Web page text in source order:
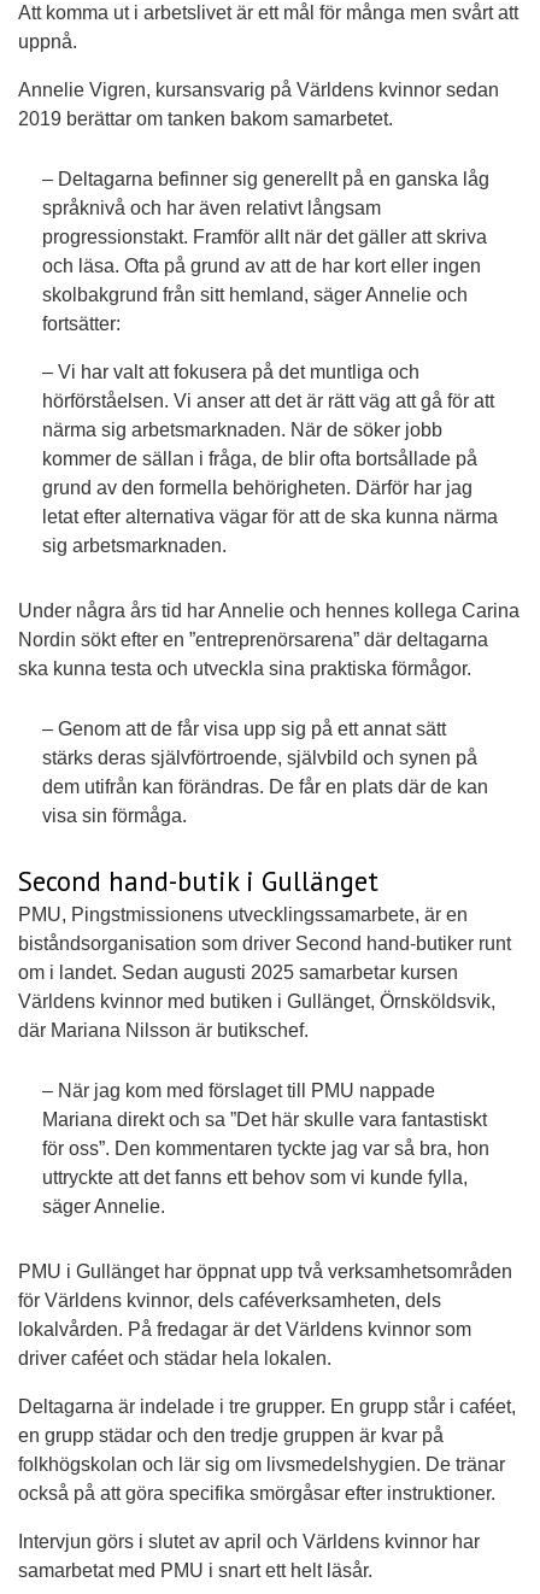
Att komma ut i arbetslivet är ett mål för många men svårt att
uppnå.
Annelie Vigren, kursansvarig på Världens kvinnor sedan
2019 berättar om tanken bakom samarbetet.
– Deltagarna befinner sig generellt på en ganska låg
språknivå och har även relativt långsam
progressionstakt. Framför allt när det gäller att skriva
och läsa. Ofta på grund av att de har kort eller ingen
skolbakgrund från sitt hemland, säger Annelie och
fortsätter:
– Vi har valt att fokusera på det muntliga och
hörförståelsen. Vi anser att det är rätt väg att gå för att
närma sig arbetsmarknaden. När de söker jobb
kommer de sällan i fråga, de blir ofta bortsållade på
grund av den formella behörigheten. Därför har jag
letat efter alternativa vägar för att de ska kunna närma
sig arbetsmarknaden.
Under några års tid har Annelie och hennes kollega Carina
Nordin sökt efter en ”entreprenörsarena” där deltagarna
ska kunna testa och utveckla sina praktiska förmågor.
– Genom att de får visa upp sig på ett annat sätt
stärks deras självförtroende, självbild och synen på
dem utifrån kan förändras. De får en plats där de kan
visa sin förmåga.
Second hand-butik i Gullänget
PMU, Pingstmissionens utvecklingssamarbete, är en
biståndsorganisation som driver Second hand-butiker runt
om i landet. Sedan augusti 2025 samarbetar kursen
Världens kvinnor med butiken i Gullänget, Örnsköldsvik,
där Mariana Nilsson är butikschef.
– När jag kom med förslaget till PMU nappade
Mariana direkt och sa ”Det här skulle vara fantastiskt
för oss”. Den kommentaren tyckte jag var så bra, hon
uttryckte att det fanns ett behov som vi kunde fylla,
säger Annelie.
PMU i Gullänget har öppnat upp två verksamhetsområden
för Världens kvinnor, dels caféverksamheten, dels
lokalvården. På fredagar är det Världens kvinnor som
driver caféet och städar hela lokalen.
Deltagarna är indelade i tre grupper. En grupp står i caféet,
en grupp städar och den tredje gruppen är kvar på
folkhögskolan och lär sig om livsmedelshygien. De tränar
också på att göra specifika smörgåsar efter instruktioner.
Intervjun görs i slutet av april och Världens kvinnor har
samarbetat med PMU i snart ett helt läsår.